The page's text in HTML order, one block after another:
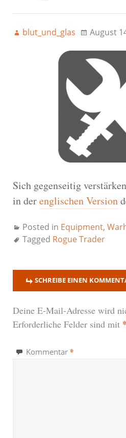
blut_und_glas August
Sich gegenseitig
in derenglischen Version
Posted in Equipment,
Tagged Rogue Trader
SCHREIBE EINEN
Deine E-Mail-Adresse wird
Erforderliche Felder sind mit *
Kommentar *